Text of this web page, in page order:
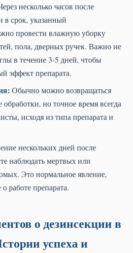
несколько часов после
в срок, указанный
провести влажную уборку
пола, дверных ручек. Важно не
в течение 3-5 дней, чтобы
эффект препарата.
Обычно можно возвращаться
обработки, но точное время всегда
исходя из типа препарата и
нескольких дней после
наблюдать мертвых или
Это нормальное явление,
работе препарата.
о дезинсекции в
успеха и